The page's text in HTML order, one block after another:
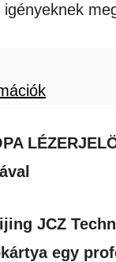
igényeknek
JCZ
egy